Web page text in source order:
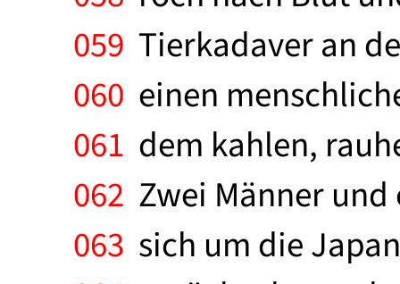
059 Tierkadaver an
060 einen
061 dem kahlen,
062 Zwei Männer und
063 sich um die